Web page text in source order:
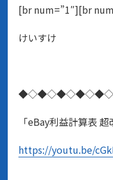
[br num=”1″][br
けいすけ
「eBay利益計算表
https://youtu.be/